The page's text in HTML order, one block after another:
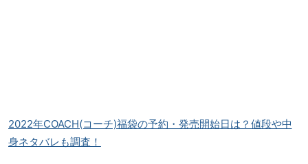
2022年COACH(コーチ)福袋の予約・発売開始日は？値段や中
身ネタバレも調査！